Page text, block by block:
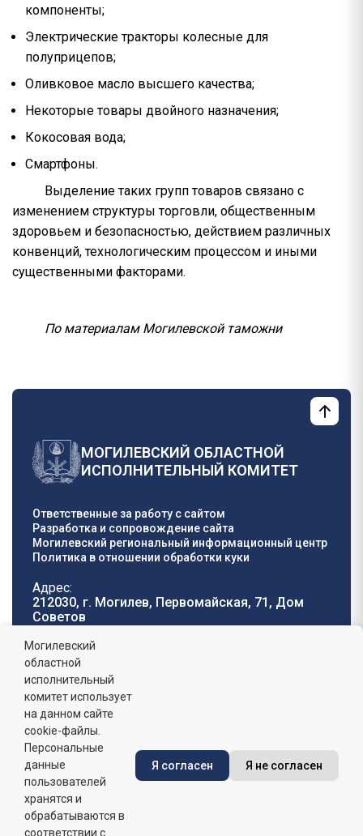
компоненты;
Электрические тракторы колесные для
полуприцепов;
Оливковое масло высшего качества;
Некоторые товары двойного назначения;
Кокосовая вода;
Смартфоны.
Выделение таких групп товаров связано с
изменением структуры торговли, общественным
здоровьем и безопасностью, действием различных
конвенций, технологическим процессом и иными
существенными факторами.
По материалам Могилевской таможни
МОГИЛЕВСКИЙ ОБЛАСТНОЙ
ИСПОЛНИТЕЛЬНЫЙ КОМИТЕТ
Ответственные за работу с сайтом
Разработка и сопровождение сайта
Могилевский региональный информационный центр
Политика в отношении обработки куки
Адрес:
212030, г. Могилев, Первомайская, 71, Дом
Cоветов
Телефон горячей
линии:
8 (0222) 71-32-55
График работы:
пн-пт: 8.00 - 17.00, сб-вс: выходной,
обеденный перерыв: 13:00 - 14:00
Сайт зарегистрирован в Государственном регистре
информационных ресурсов Республики Беларусь. №
Могилевский
областной
исполнительный
комитет использует
на данном сайте
cookie-файлы.
Персональные
данные
пользователей
хранятся и
обрабатываются в
соответствии с
Я согласен Я не согласен